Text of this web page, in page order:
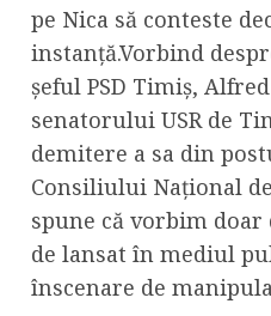
pe Nica să conteste
instanță.Vorbind
șeful PSD Timiș,
senatorului USR de
demitere a sa din
Consiliului Național
spune că vorbim doar
de lansat în mediul
înscenare de